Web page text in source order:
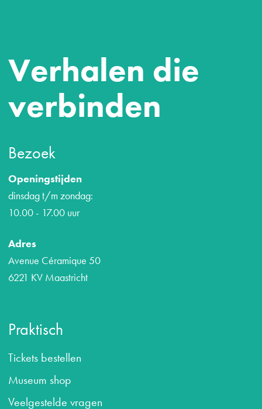
Verhalen die
verbinden
Bezoek
Openingstijden
dinsdag t/m zondag:
10.00 - 17.00 uur
Adres
Avenue Céramique 50
6221 KV Maastricht
Praktisch
Tickets bestellen
Museum shop
Veelgestelde vragen